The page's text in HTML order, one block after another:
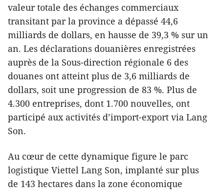
valeur totale des échanges commerciaux
transitant par la province a dépassé 44,6
milliards de dollars, en hausse de 39,3 % sur un
an. Les déclarations douanières enregistrées
auprès de la Sous-direction régionale 6 des
douanes ont atteint plus de 3,6 milliards de
dollars, soit une progression de 83 %. Plus de
4.300 entreprises, dont 1.700 nouvelles, ont
participé aux activités d’import-export via Lang
Son.
Au cœur de cette dynamique figure le parc
logistique Viettel Lang Son, implanté sur plus
de 143 hectares dans la zone économique